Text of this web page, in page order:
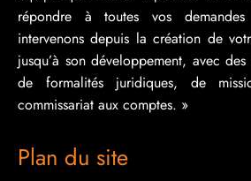
répondre à toutes vos
intervenons depuis la création de
jusqu’à son développement, avec
de formalités juridiques, de
commissariat aux comptes. »
Plan du site